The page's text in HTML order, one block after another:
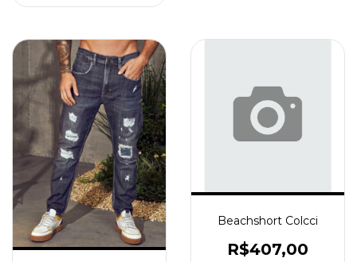
Beachshort Colcci
R$407,00